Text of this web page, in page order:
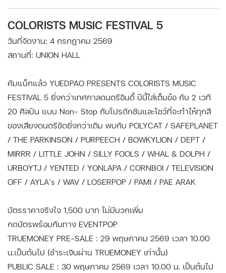
COLORISTS MUSIC FESTIVAL 5
วันที่จัดงาน: 4 กรกฎาคม 2569
สถานที่: UNION HALL
คัมแบ็กแล้ว YUEDPAO PRESENTS COLORISTS MUSIC
FESTIVAL 5 ยิ่งกว่าเทศกาลดนตรีอินดี้ ปีนี้ใส่เต็มข้อ กับ 2 เวที
20 ศิลปิน แบบ Non- Stop กับโปรดักชันและโชว์ที่จะทำให้ทุกสี
ของเสียงดนตรีชัดยิ่งกว่าเดิม พบกับ POLYCAT / SAFEPLANET
/ THE PARKINSON / PURPEECH / BOWKYLION / DEPT /
MIRRR / LITTLE JOHN / SILLY FOOLS / WHAL & DOLPH /
URBOYTJ / YENTED / YONLAPA / CORNBOI / TELEVISION
OFF / AYLA’s / WAV / LOSERPOP / PAMI / PAE ARAK
บัตรราคาจริงใจ 1,500 บาท ไม่มีบวกเพิ่ม
กดบัตรพร้อมกันทาง EVENTPOP
TRUEMONEY PRE-SALE : 29 พฤษภาคม 2569 เวลา 10.00
น.เป็นต้นไป (ชำระเงินผ่าน TRUEMONEY เท่านั้น)
PUBLIC SALE : 30 พฤษภาคม 2569 เวลา 10.00 น. เป็นต้นไป